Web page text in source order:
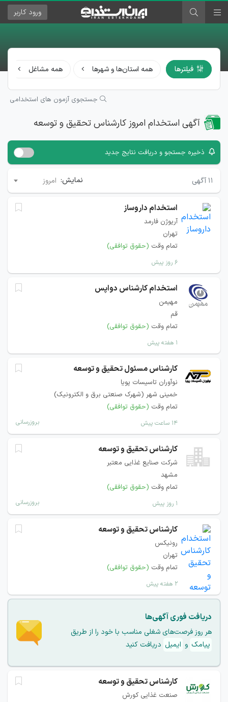
ورود کاربر
فیلترها همه استان‌ها و شهرها همه مشاغل
جستجوی آزمون های استخدامی
آگهی استخدام امروز کارشناس تحقیق و توسعه
ذخیره جستجو و دریافت نتایج جدید
۱۱ آگهی نمایش: امروز
استخدام داروساز
آریوژن فارمد
تهران
تمام وقت (حقوق توافقی)
۶ روز پیش
استخدام کارشناس دواپس
مهیمن
قم
تمام وقت (حقوق توافقی)
۱ هفته پیش
کارشناس مسئول تحقیق و توسعه
نوآوران تاسیسات پویا
خمینی شهر (شهرک صنعتی برق و الکترونیک)
تمام وقت (حقوق توافقی)
۱۴ ساعت پیش بروزرسانی
کارشناس تحقیق و توسعه
شرکت صنایع غذایی معتبر
مشهد
تمام وقت (حقوق توافقی)
۱ روز پیش بروزرسانی
کارشناس تحقیق و توسعه
رونیکس
تهران
تمام وقت (حقوق توافقی)
۲ هفته پیش
دریافت فوری آگهی‌ها
هر روز فرصت‌های شغلی مناسب با خود را از طریق
پیامک و ایمیل دریافت کنید
کارشناس تحقیق و توسعه
صنعت غذایی کورش